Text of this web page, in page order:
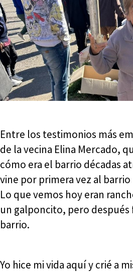
Entre los testimonios más
de la vecina Elina Mercado,
cómo era el barrio décadas
vine por primera vez al barrio
Lo que vemos hoy eran
un galponcito, pero
barrio.
Yo hice mi vida aquí y crié a